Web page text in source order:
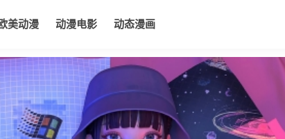
美动漫 动漫电影 动态漫画
动态漫画